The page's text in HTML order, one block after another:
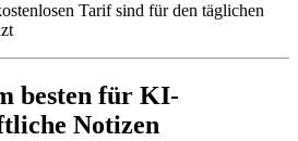
Tarif sind für den täglichen
besten für KI-
Notizen